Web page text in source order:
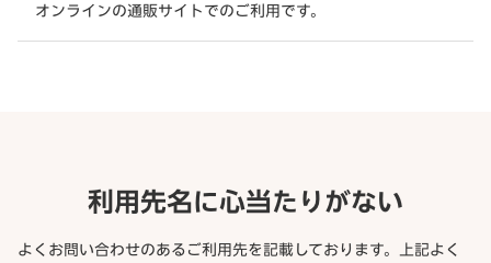
オンラインの通販サイトでのご利用です。
利用先名に心当たりがない
よくお問い合わせのあるご利用先を記載しております。上記よく